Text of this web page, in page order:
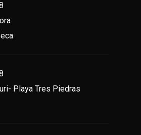
Playa Tres Piedras